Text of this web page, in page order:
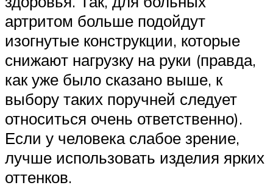
артритом больше подойдут
изогнутые конструкции, которые
снижают нагрузку на руки (правда,
как уже было сказано выше, к
выбору таких поручней следует
относиться очень ответственно).
Если у человека слабое зрение,
лучше использовать изделия ярких
оттенков.